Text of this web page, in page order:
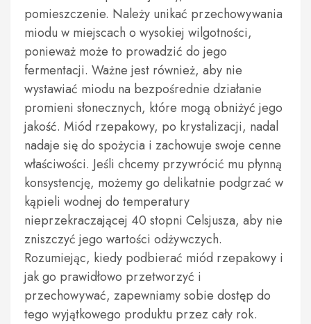
pomieszczenie. Należy unikać przechowywania
miodu w miejscach o wysokiej wilgotności,
ponieważ może to prowadzić do jego
fermentacji. Ważne jest również, aby nie
wystawiać miodu na bezpośrednie działanie
promieni słonecznych, które mogą obniżyć jego
jakość. Miód rzepakowy, po krystalizacji, nadal
nadaje się do spożycia i zachowuje swoje cenne
właściwości. Jeśli chcemy przywrócić mu płynną
konsystencję, możemy go delikatnie podgrzać w
kąpieli wodnej do temperatury
nieprzekraczającej 40 stopni Celsjusza, aby nie
zniszczyć jego wartości odżywczych.
Rozumiejąc, kiedy podbierać miód rzepakowy i
jak go prawidłowo przetworzyć i
przechowywać, zapewniamy sobie dostęp do
tego wyjątkowego produktu przez cały rok.